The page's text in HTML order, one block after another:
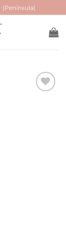
(Península)